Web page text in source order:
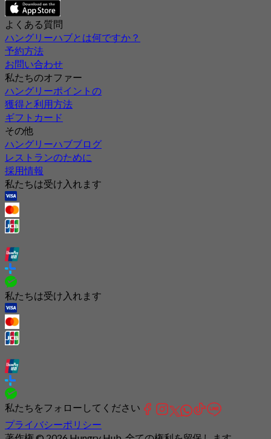
よくある質問
ハングリーハブとは何ですか？
予約方法
お問い合わせ
私たちのオファー
ハングリーポイントの
獲得と利用方法
ギフトカード
その他
ハングリーハブブログ
レストランのために
採用情報
私たちは受け入れます
私たちは受け入れます
私たちをフォローしてください
プライバシーポリシー